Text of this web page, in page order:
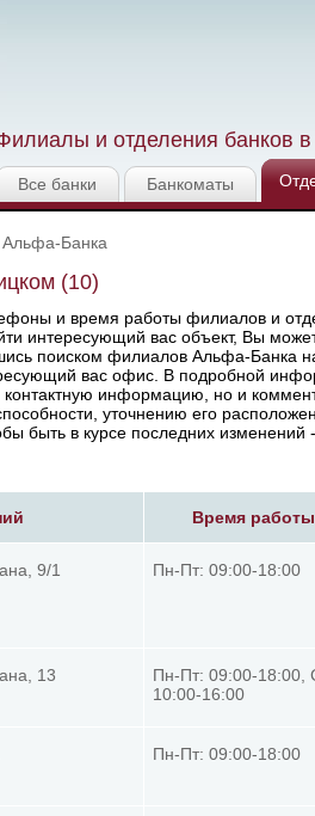
и отделения банков
Все банки Банкоматы
Банка
(10)
и время работы филиалов и
интересующий вас объект, Вы
поиском филиалов Альфа-Банка
вас офис. В подробной
информацию, но и
уточнению его
быть в курсе последних изменений
Время работы
9/1
Пн-Пт: 09:00-18:00
13
Пн-Пт: 09:00-18:00,
10:00-16:00
Пн-Пт: 09:00-18:00